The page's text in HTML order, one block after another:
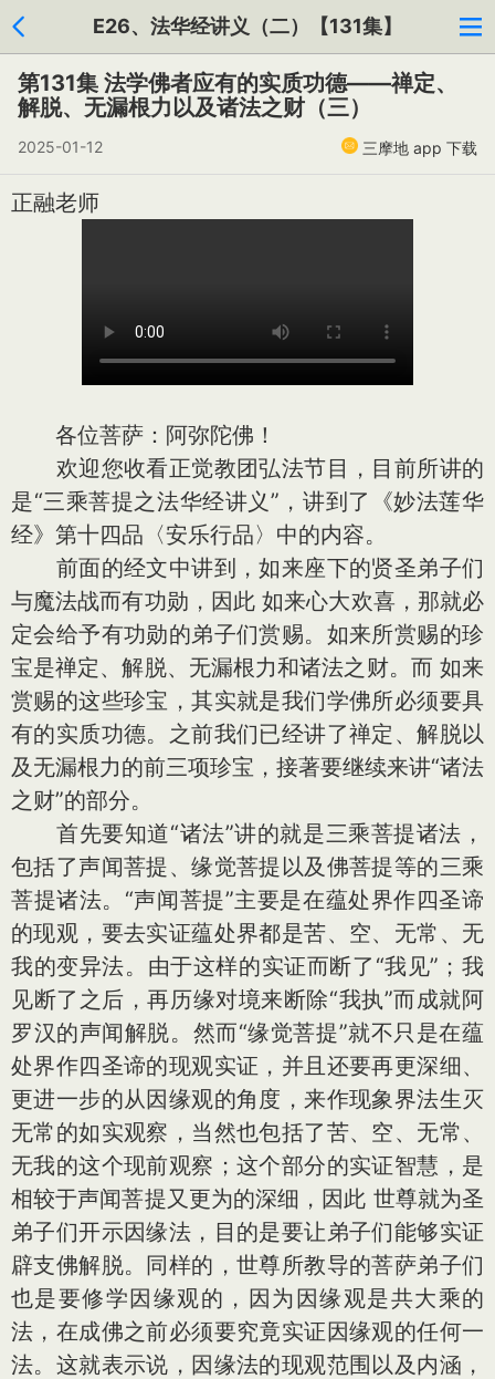
E26、法华经讲义（二）【131集】
第131集 法学佛者应有的实质功德——禅定、
解脱、无漏根力以及诸法之财（三）
2025-01-12 三摩地 app 下载
正融老师
各位菩萨：阿弥陀佛！
欢迎您收看正觉教团弘法节目，目前所讲的
是“三乘菩提之法华经讲义”，讲到了《妙法莲华
经》第十四品〈安乐行品〉中的内容。
前面的经文中讲到，如来座下的贤圣弟子们
与魔法战而有功勋，因此 如来心大欢喜，那就必
定会给予有功勋的弟子们赏赐。如来所赏赐的珍
宝是禅定、解脱、无漏根力和诸法之财。而 如来
赏赐的这些珍宝，其实就是我们学佛所必须要具
有的实质功德。之前我们已经讲了禅定、解脱以
及无漏根力的前三项珍宝，接著要继续来讲“诸法
之财”的部分。
首先要知道“诸法”讲的就是三乘菩提诸法，
包括了声闻菩提、缘觉菩提以及佛菩提等的三乘
菩提诸法。“声闻菩提”主要是在蕴处界作四圣谛
的现观，要去实证蕴处界都是苦、空、无常、无
我的变异法。由于这样的实证而断了“我见”；我
见断了之后，再历缘对境来断除“我执”而成就阿
罗汉的声闻解脱。然而“缘觉菩提”就不只是在蕴
处界作四圣谛的现观实证，并且还要再更深细、
更进一步的从因缘观的角度，来作现象界法生灭
无常的如实观察，当然也包括了苦、空、无常、
无我的这个现前观察；这个部分的实证智慧，是
相较于声闻菩提又更为的深细，因此 世尊就为圣
弟子们开示因缘法，目的是要让弟子们能够实证
辟支佛解脱。同样的，世尊所教导的菩萨弟子们
也是要修学因缘观的，因为因缘观是共大乘的
法，在成佛之前必须要究竟实证因缘观的任何一
法。这就表示说，因缘法的现观范围以及内涵，